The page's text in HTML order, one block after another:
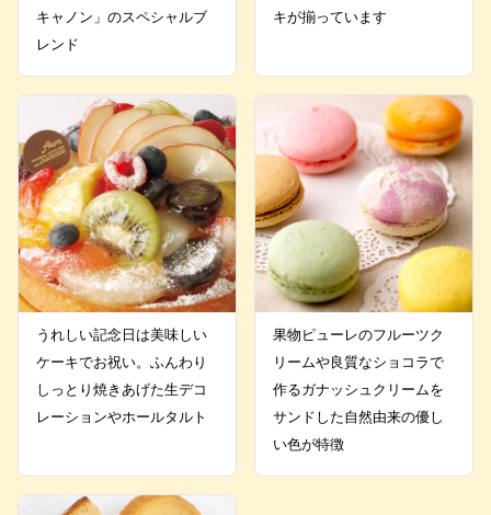
キャノン」のスペシャルブ
レンド
キが揃っています
うれしい記念日は美味しい
ケーキでお祝い。ふんわり
しっとり焼きあげた生デコ
レーションやホールタルト
果物ピューレのフルーツク
リームや良質なショコラで
作るガナッシュクリームを
サンドした自然由来の優し
い色が特徴